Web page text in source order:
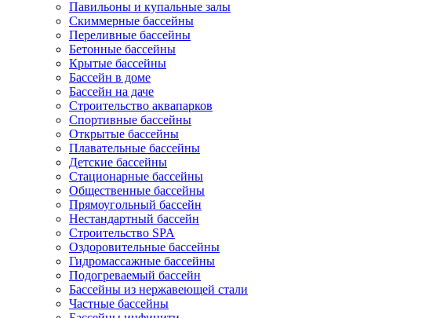
Павильоны и купальные залы
Скиммерные бассейны
Переливные бассейны
Бетонные бассейны
Крытые бассейны
Бассейн в доме
Бассейн на даче
Строительство аквапарков
Спортивные бассейны
Открытые бассейны
Плавательные бассейны
Детские бассейны
Стационарные бассейны
Общественные бассейны
Прямоугольный бассейн
Нестандартный бассейн
Строительство SPA
Оздоровительные бассейны
Гидромассажные бассейны
Подогреваемый бассейн
Бассейны из нержавеющей стали
Частные бассейны